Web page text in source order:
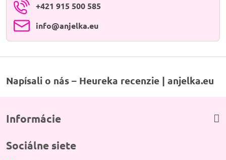
+421 915 500 585
info​@anjelka​.eu
Napísali o nás – Heureka recenzie | anjelka.eu
Informácie
Sociálne siete